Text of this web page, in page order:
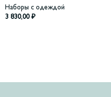
Наборы с одеждой
3 830,00 ₽